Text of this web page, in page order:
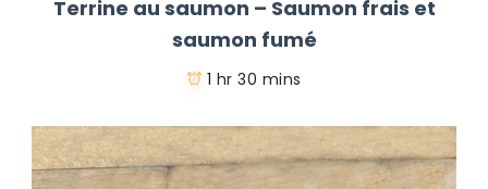
Terrine au saumon – Saumon frais et
saumon fumé
1 hr 30 mins